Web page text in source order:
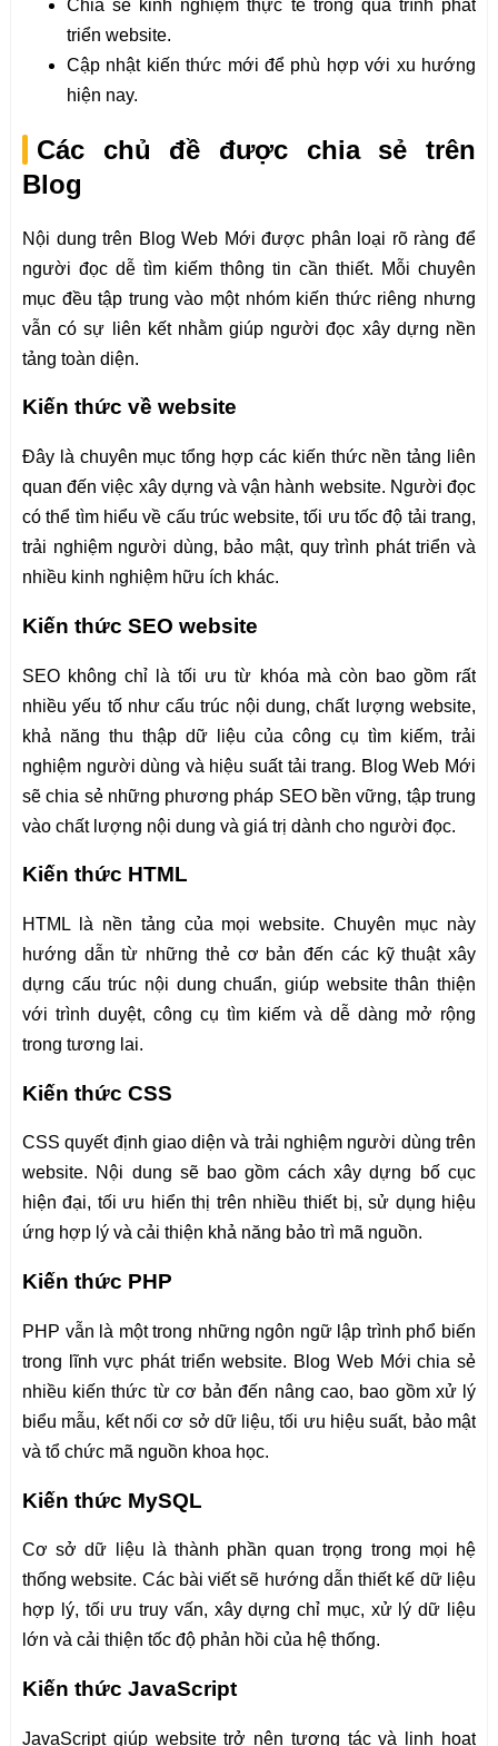
Chia sẻ kinh nghiệm thực tế trong quá trình phát
triển website.
Cập nhật kiến thức mới để phù hợp với xu hướng
hiện nay.
Các chủ đề được chia sẻ trên
Blog
Nội dung trên Blog Web Mới được phân loại rõ ràng để
người đọc dễ tìm kiếm thông tin cần thiết. Mỗi chuyên
mục đều tập trung vào một nhóm kiến thức riêng nhưng
vẫn có sự liên kết nhằm giúp người đọc xây dựng nền
tảng toàn diện.
Kiến thức về website
Đây là chuyên mục tổng hợp các kiến thức nền tảng liên
quan đến việc xây dựng và vận hành website. Người đọc
có thể tìm hiểu về cấu trúc website, tối ưu tốc độ tải trang,
trải nghiệm người dùng, bảo mật, quy trình phát triển và
nhiều kinh nghiệm hữu ích khác.
Kiến thức SEO website
SEO không chỉ là tối ưu từ khóa mà còn bao gồm rất
nhiều yếu tố như cấu trúc nội dung, chất lượng website,
khả năng thu thập dữ liệu của công cụ tìm kiếm, trải
nghiệm người dùng và hiệu suất tải trang. Blog Web Mới
sẽ chia sẻ những phương pháp SEO bền vững, tập trung
vào chất lượng nội dung và giá trị dành cho người đọc.
Kiến thức HTML
HTML là nền tảng của mọi website. Chuyên mục này
hướng dẫn từ những thẻ cơ bản đến các kỹ thuật xây
dựng cấu trúc nội dung chuẩn, giúp website thân thiện
với trình duyệt, công cụ tìm kiếm và dễ dàng mở rộng
trong tương lai.
Kiến thức CSS
CSS quyết định giao diện và trải nghiệm người dùng trên
website. Nội dung sẽ bao gồm cách xây dựng bố cục
hiện đại, tối ưu hiển thị trên nhiều thiết bị, sử dụng hiệu
ứng hợp lý và cải thiện khả năng bảo trì mã nguồn.
Kiến thức PHP
PHP vẫn là một trong những ngôn ngữ lập trình phổ biến
trong lĩnh vực phát triển website. Blog Web Mới chia sẻ
nhiều kiến thức từ cơ bản đến nâng cao, bao gồm xử lý
biểu mẫu, kết nối cơ sở dữ liệu, tối ưu hiệu suất, bảo mật
và tổ chức mã nguồn khoa học.
Kiến thức MySQL
Cơ sở dữ liệu là thành phần quan trọng trong mọi hệ
thống website. Các bài viết sẽ hướng dẫn thiết kế dữ liệu
hợp lý, tối ưu truy vấn, xây dựng chỉ mục, xử lý dữ liệu
lớn và cải thiện tốc độ phản hồi của hệ thống.
Kiến thức JavaScript
JavaScript giúp website trở nên tương tác và linh hoạt